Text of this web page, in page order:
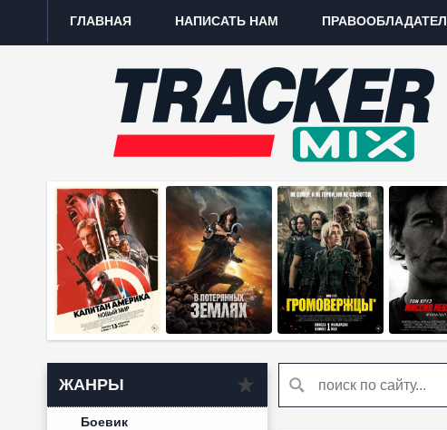
ГЛАВНАЯ НАПИСАТЬ НАМ
ЖАНРЫ
Боевик